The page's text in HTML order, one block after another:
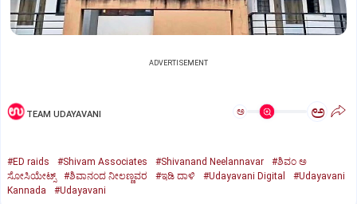
ADVERTISEMENT
TEAM UDAYAVANI ಅ ಅ
#ED raids #Shivam Associates #Shivanand Neelannavar
#ಶಿವಂ ಅ
ಸೋಸಿಯೇಟ್ಸ್
#ಶಿವಾನಂದ ನೀಲಣ್ಣವರ #ಇಡಿ ದಾಳಿ #Udayavani Digital
#Udayavani
Kannada
#Udayavani